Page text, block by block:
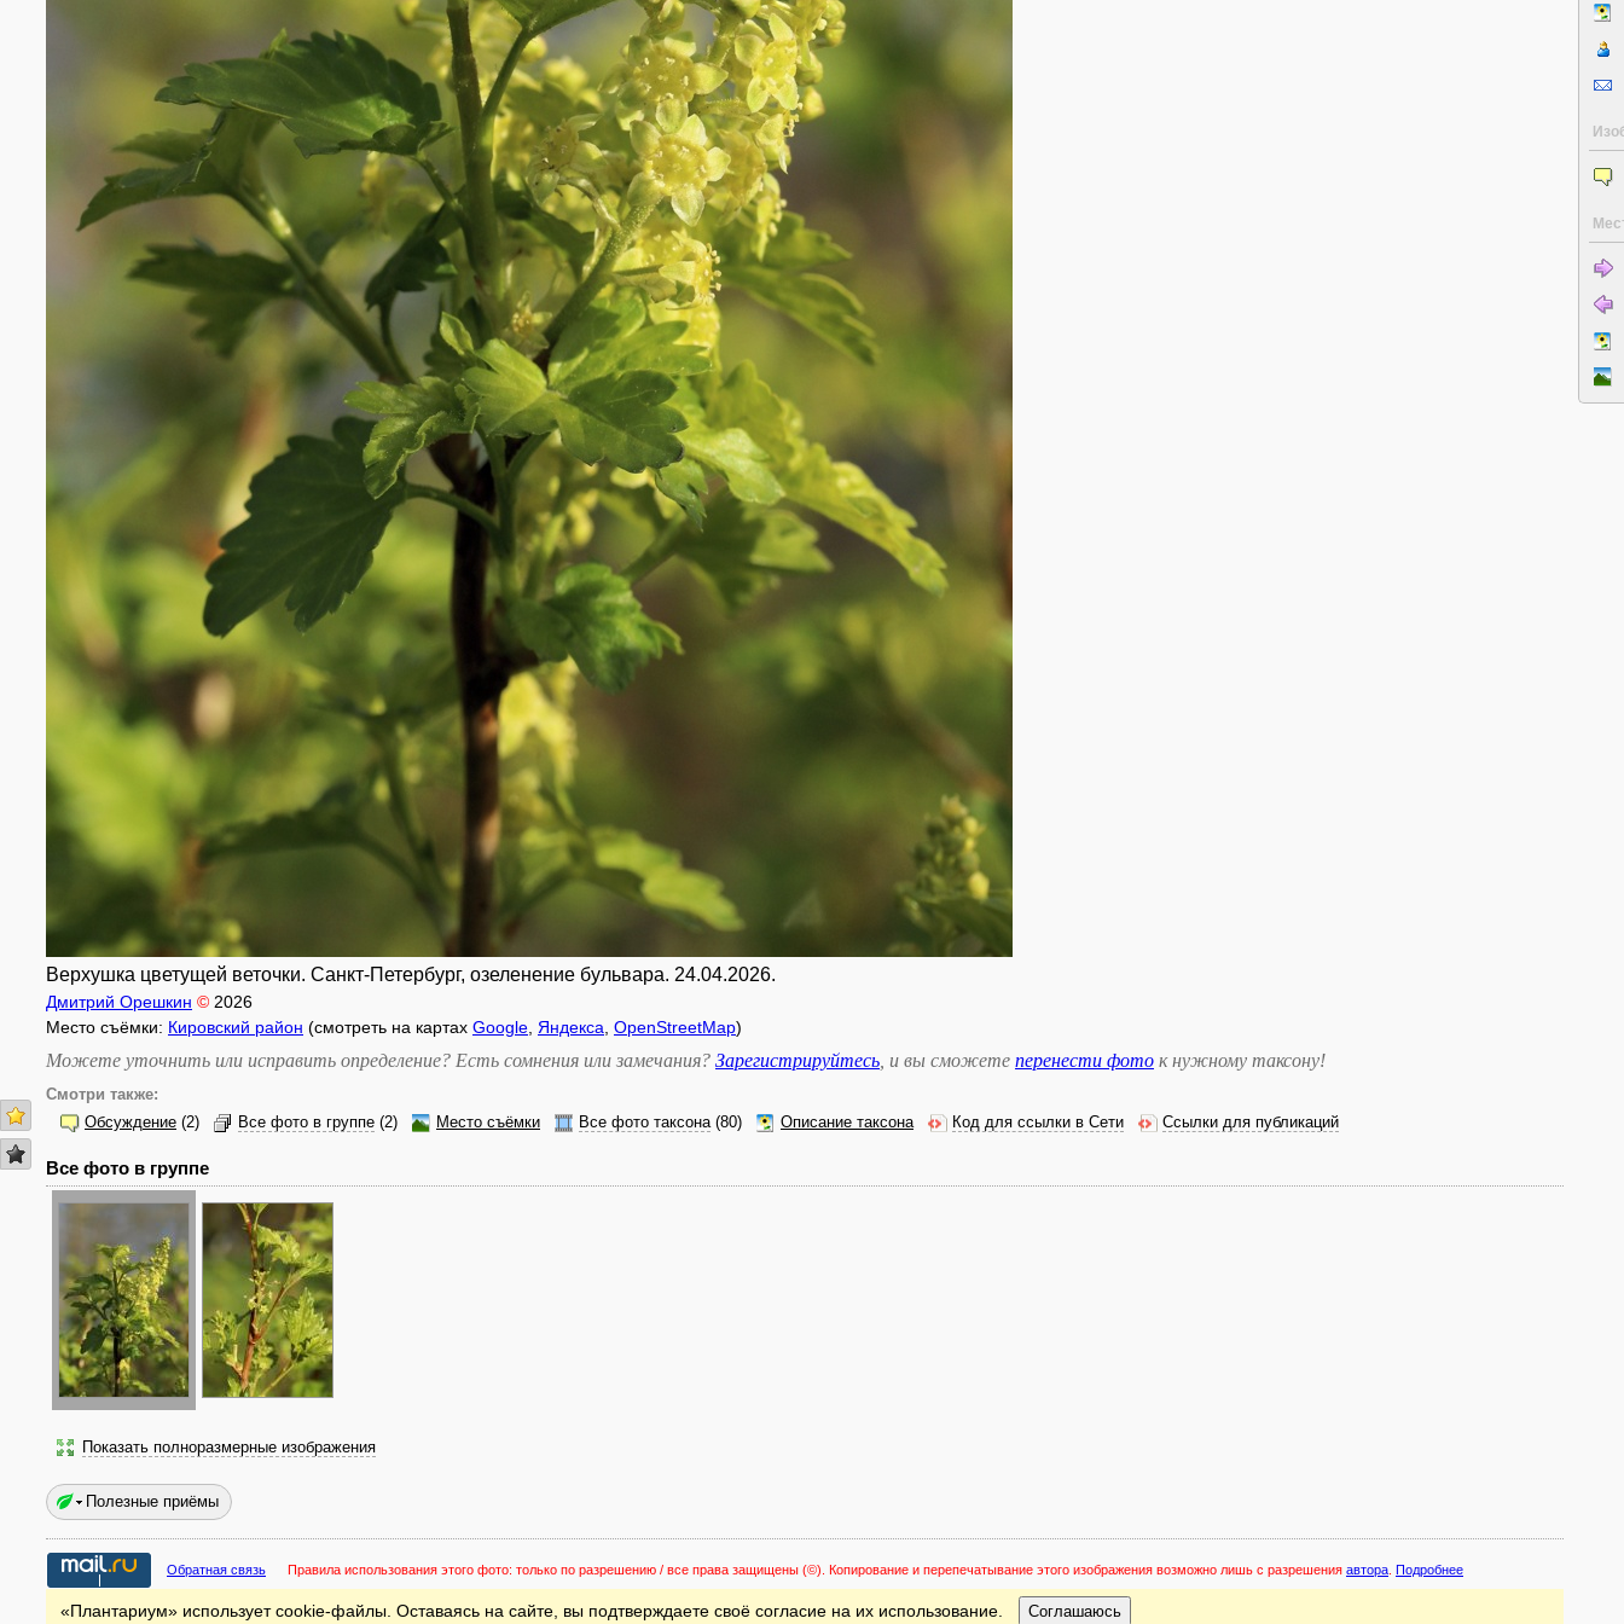
Верхушка цветущей веточки. Санкт-Петербург, озеленение бульвара. 24.04.2026.
Дмитрий Орешкин © 2026
Место съёмки: Кировский район (смотреть на картах Google Яндекса OpenStreetMap)
Можете уточнить или исправить определение? Есть сомнения или замечания? Зарегистрируйтесь , и вы сможете перенести фото к нужному таксону!
Смотри также:
Обсуждение (2) Все фото в группе (2) Место съёмки Все фото таксона(80) Описание таксона Код для ссылки в Сети Ссылки для публикаций
Все фото в группе
Показать полноразмерные изображения
Полезные приёмы
Обратная связь Правила использования этого фото: только по разрешению / все права защищены (©). Копирование и перепечатывание этого изображения возможно лишь с разрешения автора Подробнее
«Плантариум» использует cookie-файлы. Оставаясь на сайте, вы подтверждаете своё согласие на их использование. Соглашаюсь